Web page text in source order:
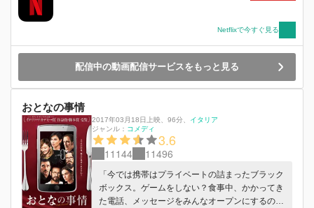
Netflixで今すぐ見る
配信中の動画配信サービスをもっと見る
おとなの事情
2017年03月18日上映 96分
イタリア
ジャンル： コメディ
3.6
11144 11496
「今では携帯はプライベートの詰まったブラック
ボックス。ゲームをしない？食事中、かかってき
た電話、メッセージをみんなオープンにするの